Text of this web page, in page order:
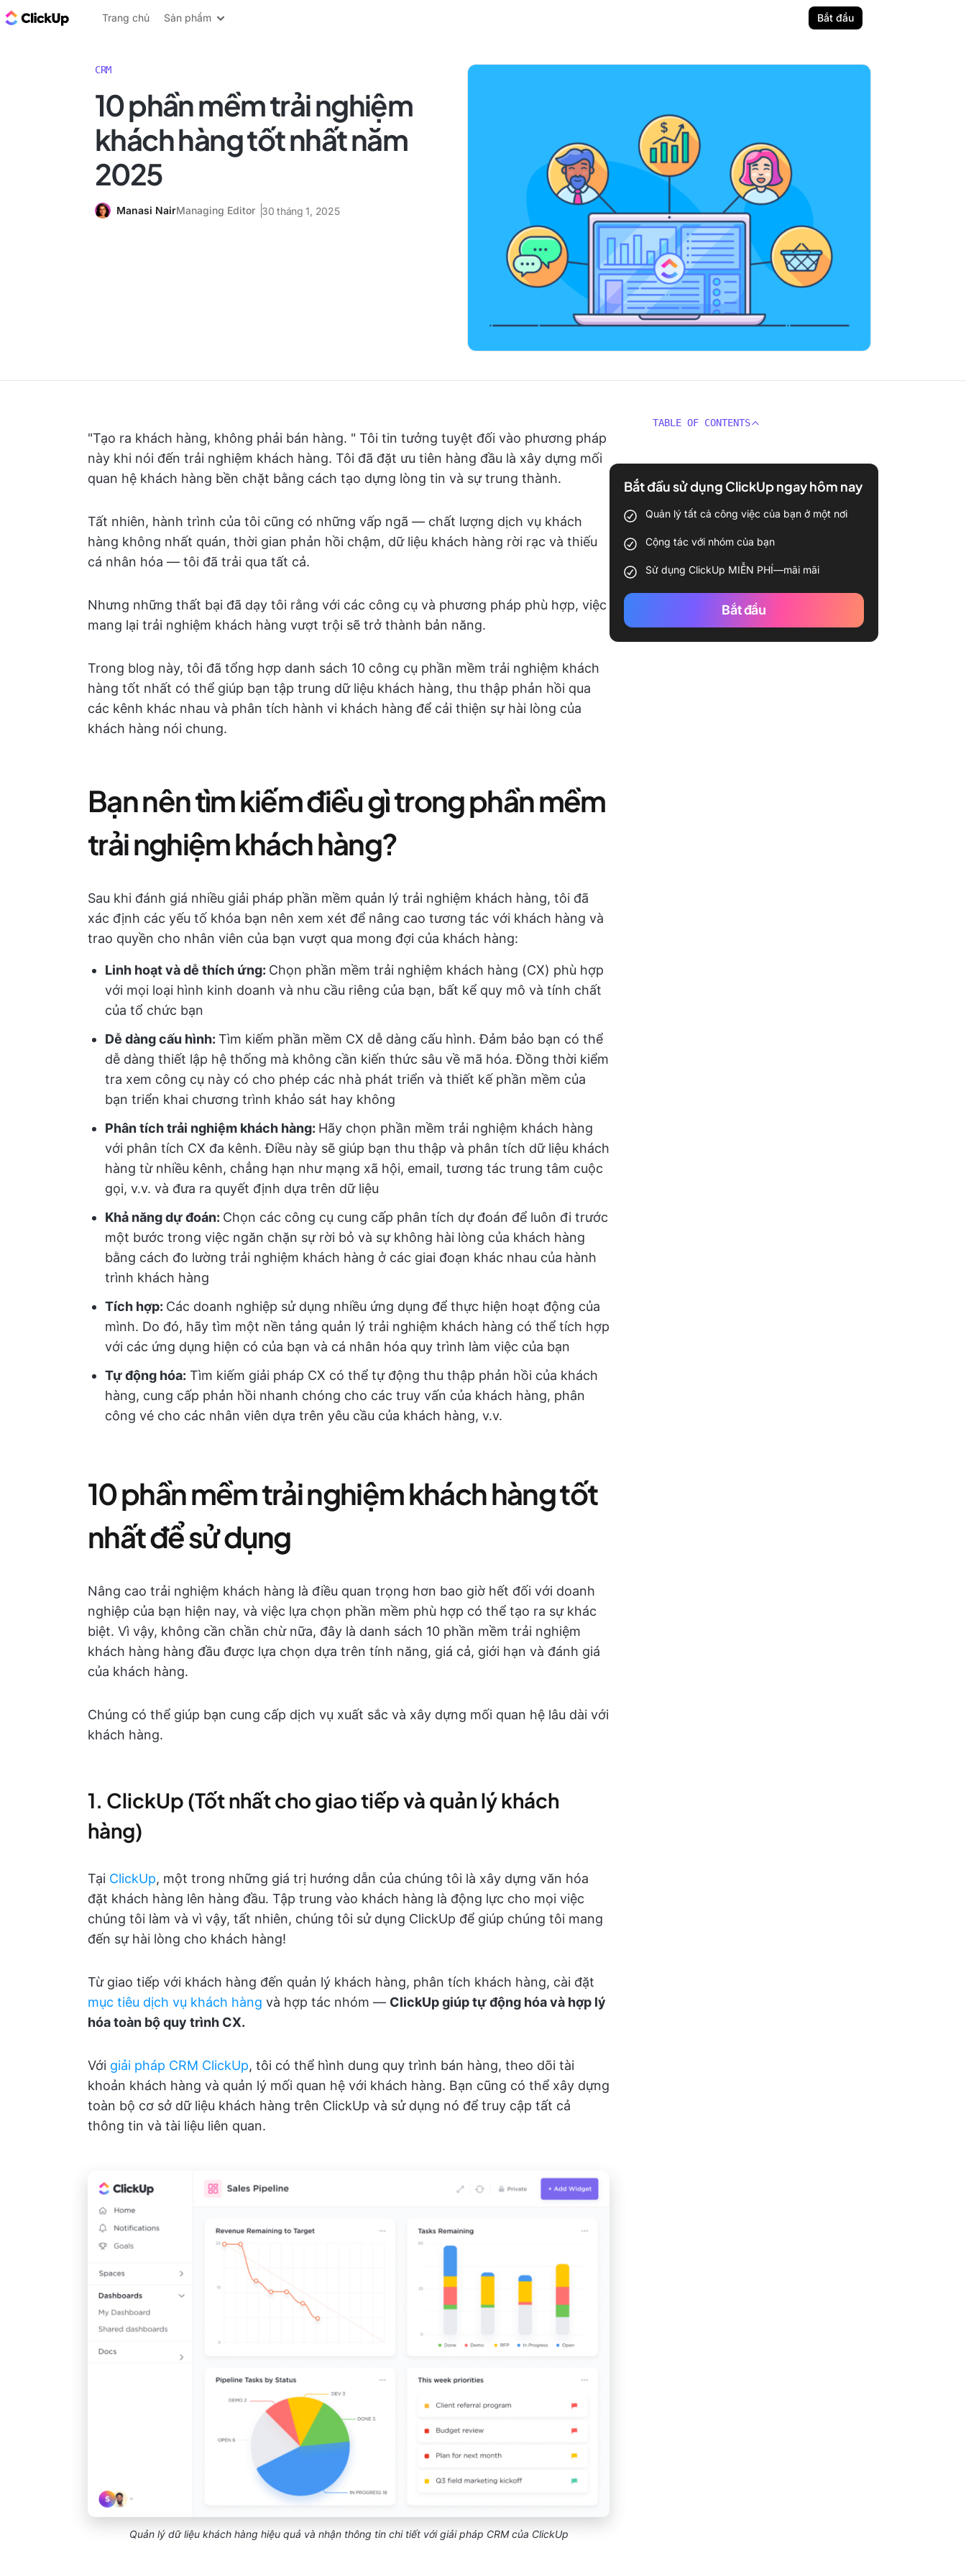
ClickUp Blog
Trang chủ Sản phẩm Bắt đầu
CRM
10 phần mềm trải nghiệm
khách hàng tốt nhất năm
2025
Manasi NairManaging Editor 30 tháng 1, 2025
"Tạo ra khách hàng, không phải bán hàng. " Tôi tin tưởng tuyệt đối vào phương pháp
này khi nói đến trải nghiệm khách hàng. Tôi đã đặt ưu tiên hàng đầu là xây dựng mối
quan hệ khách hàng bền chặt bằng cách tạo dựng lòng tin và sự trung thành.
Tất nhiên, hành trình của tôi cũng có những vấp ngã — chất lượng dịch vụ khách
hàng không nhất quán, thời gian phản hồi chậm, dữ liệu khách hàng rời rạc và thiếu
cá nhân hóa — tôi đã trải qua tất cả.
Nhưng những thất bại đã dạy tôi rằng với các công cụ và phương pháp phù hợp, việc
mang lại trải nghiệm khách hàng vượt trội sẽ trở thành bản năng.
Trong blog này, tôi đã tổng hợp danh sách 10 công cụ phần mềm trải nghiệm khách
hàng tốt nhất có thể giúp bạn tập trung dữ liệu khách hàng, thu thập phản hồi qua
các kênh khác nhau và phân tích hành vi khách hàng để cải thiện sự hài lòng của
khách hàng nói chung.
Bạn nên tìm kiếm điều gì trong phần mềm
trải nghiệm khách hàng?
Sau khi đánh giá nhiều giải pháp phần mềm quản lý trải nghiệm khách hàng, tôi đã
xác định các yếu tố khóa bạn nên xem xét để nâng cao tương tác với khách hàng và
trao quyền cho nhân viên của bạn vượt qua mong đợi của khách hàng:
Linh hoạt và dễ thích ứng: Chọn phần mềm trải nghiệm khách hàng (CX) phù hợp
với mọi loại hình kinh doanh và nhu cầu riêng của bạn, bất kể quy mô và tính chất
của tổ chức bạn
Dễ dàng cấu hình: Tìm kiếm phần mềm CX dễ dàng cấu hình. Đảm bảo bạn có thể
dễ dàng thiết lập hệ thống mà không cần kiến thức sâu về mã hóa. Đồng thời kiểm
tra xem công cụ này có cho phép các nhà phát triển và thiết kế phần mềm của
bạn triển khai chương trình khảo sát hay không
Phân tích trải nghiệm khách hàng: Hãy chọn phần mềm trải nghiệm khách hàng
với phân tích CX đa kênh. Điều này sẽ giúp bạn thu thập và phân tích dữ liệu khách
hàng từ nhiều kênh, chẳng hạn như mạng xã hội, email, tương tác trung tâm cuộc
gọi, v.v. và đưa ra quyết định dựa trên dữ liệu
Khả năng dự đoán: Chọn các công cụ cung cấp phân tích dự đoán để luôn đi trước
một bước trong việc ngăn chặn sự rời bỏ và sự không hài lòng của khách hàng
bằng cách đo lường trải nghiệm khách hàng ở các giai đoạn khác nhau của hành
trình khách hàng
Tích hợp: Các doanh nghiệp sử dụng nhiều ứng dụng để thực hiện hoạt động của
mình. Do đó, hãy tìm một nền tảng quản lý trải nghiệm khách hàng có thể tích hợp
với các ứng dụng hiện có của bạn và cá nhân hóa quy trình làm việc của bạn
Tự động hóa: Tìm kiếm giải pháp CX có thể tự động thu thập phản hồi của khách
hàng, cung cấp phản hồi nhanh chóng cho các truy vấn của khách hàng, phân
công vé cho các nhân viên dựa trên yêu cầu của khách hàng, v.v.
10 phần mềm trải nghiệm khách hàng tốt
nhất để sử dụng
Nâng cao trải nghiệm khách hàng là điều quan trọng hơn bao giờ hết đối với doanh
nghiệp của bạn hiện nay, và việc lựa chọn phần mềm phù hợp có thể tạo ra sự khác
biệt. Vì vậy, không cần chần chừ nữa, đây là danh sách 10 phần mềm trải nghiệm
khách hàng hàng đầu được lựa chọn dựa trên tính năng, giá cả, giới hạn và đánh giá
của khách hàng.
Chúng có thể giúp bạn cung cấp dịch vụ xuất sắc và xây dựng mối quan hệ lâu dài với
khách hàng.
1. ClickUp (Tốt nhất cho giao tiếp và quản lý khách
hàng)
Tại ClickUp, một trong những giá trị hướng dẫn của chúng tôi là xây dựng văn hóa
đặt khách hàng lên hàng đầu. Tập trung vào khách hàng là động lực cho mọi việc
chúng tôi làm và vì vậy, tất nhiên, chúng tôi sử dụng ClickUp để giúp chúng tôi mang
đến sự hài lòng cho khách hàng!
Từ giao tiếp với khách hàng đến quản lý khách hàng, phân tích khách hàng, cài đặt
mục tiêu dịch vụ khách hàng và hợp tác nhóm — ClickUp giúp tự động hóa và hợp lý
hóa toàn bộ quy trình CX.
Với giải pháp CRM ClickUp, tôi có thể hình dung quy trình bán hàng, theo dõi tài
khoản khách hàng và quản lý mối quan hệ với khách hàng. Bạn cũng có thể xây dựng
toàn bộ cơ sở dữ liệu khách hàng trên ClickUp và sử dụng nó để truy cập tất cả
thông tin và tài liệu liên quan.
Quản lý dữ liệu khách hàng hiệu quả và nhận thông tin chi tiết với giải pháp CRM của ClickUp
TABLE OF CONTENTS
Bắt đầu sử dụng ClickUp ngay hôm nay
Quản lý tất cả công việc của bạn ở một nơi
Cộng tác với nhóm của bạn
Sử dụng ClickUp MIỄN PHÍ—mãi mãi
Bắt đầu